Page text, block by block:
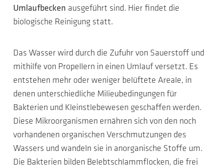
Umlaufbecken ausgeführt sind. Hier findet die
biologische Reinigung statt.
Das Wasser wird durch die Zufuhr von Sauerstoff und
mithilfe von Propellern in einen Umlauf versetzt. Es
entstehen mehr oder weniger belüftete Areale, in
denen unterschiedliche Milieubedingungen für
Bakterien und Kleinstlebewesen geschaffen werden.
Diese Mikroorganismen ernähren sich von den noch
vorhandenen organischen Verschmutzungen des
Wassers und wandeln sie in anorganische Stoffe um.
Die Bakterien bilden Belebtschlammflocken, die frei